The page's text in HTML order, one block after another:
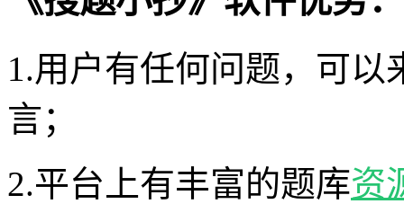
1.用户有任何问题，可
言；
2.平台上有丰富的题库资